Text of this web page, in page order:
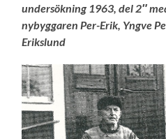
undersökning 1963, del 2″
nybyggaren Per-Erik, Yngve
Erikslund